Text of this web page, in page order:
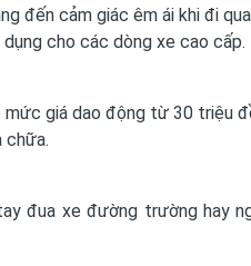
đến cảm giác êm ái khi đi
cho các dòng xe cao cấp.
giá dao động từ 30 triệu
chữa.
đua xe đường trường hay